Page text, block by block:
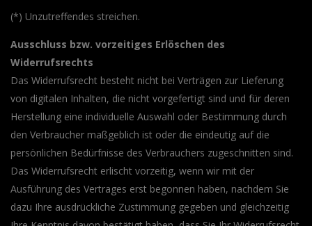
(*) Unzutreffendes streichen.
Ausschluss bzw. vorzeitiges Erlöschen des
Widerrufsrechts
Das Widerrufsrecht besteht nicht bei Verträgen zur Lieferung
von digitalen Inhalten, die nicht vorgefertigt sind und für deren
Herstellung eine individuelle Auswahl oder Bestimmung durch
den Verbraucher maßgeblich ist oder die eindeutig auf die
persönlichen Bedürfnisse des Verbrauchers zugeschnitten sind.
Das Widerrufsrecht erlischt vorzeitig, wenn wir mit der
Ausführung des Vertrages erst begonnen haben, nachdem Sie
dazu Ihre ausdrückliche Zustimmung gegeben und gleichzeitig